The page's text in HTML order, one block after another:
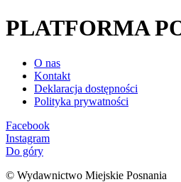
PLATFORMA
O nas
Kontakt
Deklaracja dostępności
Polityka prywatności
Facebook
Instagram
Do góry
© Wydawnictwo Miejskie Posnania